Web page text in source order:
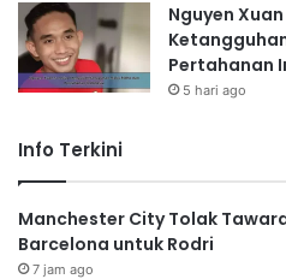
Nguyen
Pertahanan
5 hari ago
Info Terkini
Manchester City Tolak
Barcelona untuk Rodri
7 jam ago